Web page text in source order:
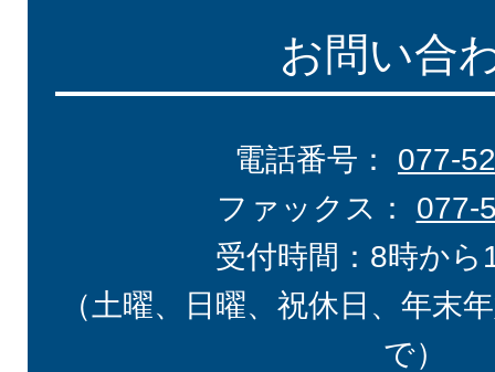
お問い合
電話番号： 077-
ファックス： 077-
受付時間：8時から
（土曜、日曜、祝休日、年末
で）